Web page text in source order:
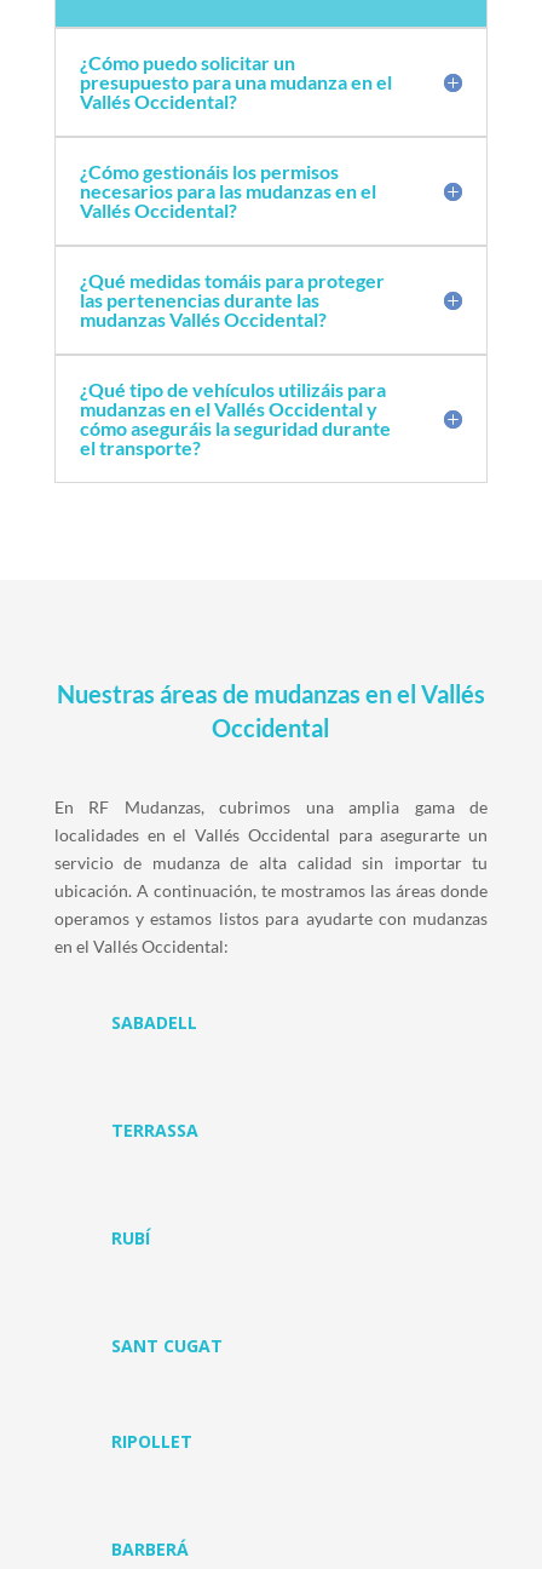
¿Cómo puedo solicitar un
presupuesto para una mudanza en el
Vallés Occidental?
¿Cómo gestionáis los permisos
necesarios para las mudanzas en el
Vallés Occidental?
¿Qué medidas tomáis para proteger
las pertenencias durante las
mudanzas Vallés Occidental?
¿Qué tipo de vehículos utilizáis para
mudanzas en el Vallés Occidental y
cómo aseguráis la seguridad durante
el transporte?
Nuestras áreas de mudanzas en el Vallés
Occidental
En RF Mudanzas, cubrimos una amplia gama de
localidades en el Vallés Occidental para asegurarte un
servicio de mudanza de alta calidad sin importar tu
ubicación. A continuación, te mostramos las áreas donde
operamos y estamos listos para ayudarte con mudanzas
en el Vallés Occidental:
SABADELL
TERRASSA
RUBÍ
SANT CUGAT
RIPOLLET
BARBERÁ